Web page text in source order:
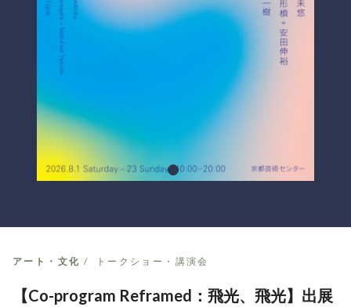
アート・文化 トークショー・講演会
【Co-program Reframed：飛光、飛光】出展